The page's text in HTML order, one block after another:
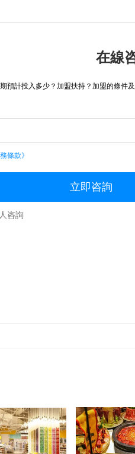
在線
預計投入多少？加盟扶持？加盟的條件
條款》
立即咨詢
人咨詢